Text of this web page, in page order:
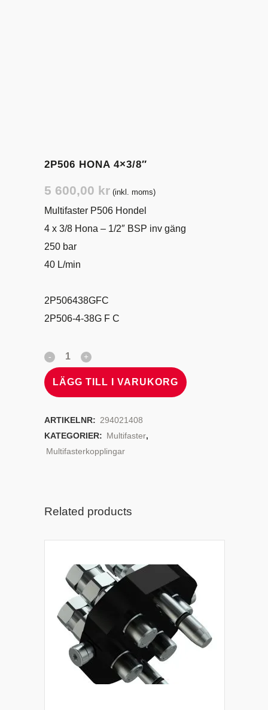
2P506 HONA 4×3/8″
5 600,00 kr (inkl. moms)
Multifaster P506 Hondel
4 x 3/8 Hona – 1/2″ BSP inv gäng
250 bar
40 L/min
2P506438GFC
2P506-4-38G F C
LÄGG TILL I VARUKORG
ARTIKELNR: 294021408
KATEGORIER: Multifaster,
Multifasterkopplingar
Related products